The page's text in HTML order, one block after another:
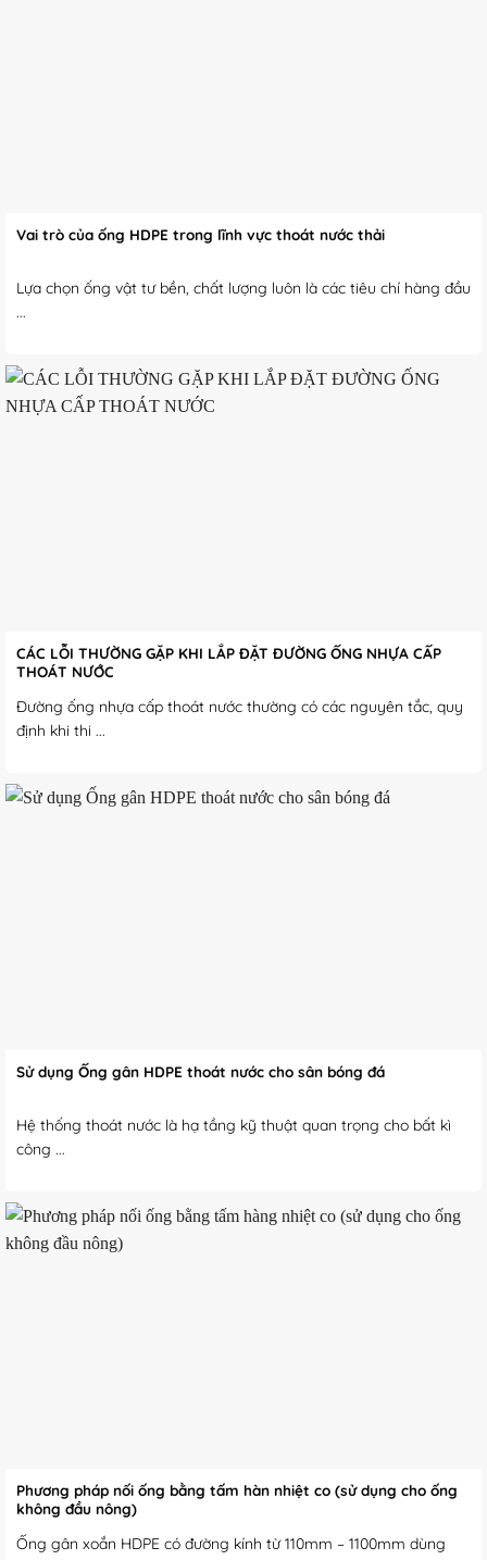
Vai trò của ống HDPE trong lĩnh vực thoát nước thải
Lựa chọn ống vật tư bền, chất lượng luôn là các tiêu chí hàng đầu
...
CÁC LỖI THƯỜNG GẶP KHI LẮP ĐẶT ĐƯỜNG ỐNG NHỰA CẤP
THOÁT NƯỚC
Đường ống nhựa cấp thoát nước thường có các nguyên tắc, quy
định khi thi ...
Sử dụng Ống gân HDPE thoát nước cho sân bóng đá
Hệ thống thoát nước là hạ tầng kỹ thuật quan trọng cho bất kì
công ...
Phương pháp nối ống bằng tấm hàn nhiệt co (sử dụng cho ống
không đầu nông)
Ống gân xoắn HDPE có đường kính từ 110mm – 1100mm dùng